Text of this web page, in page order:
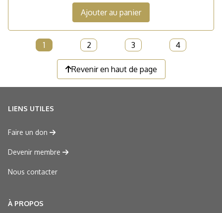
Ajouter au panier
1 2 3 4
Revenir en haut de page
LIENS UTILES
Faire un don
Devenir membre
Nous contacter
À PROPOS